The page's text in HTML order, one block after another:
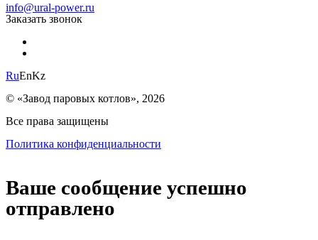
info@ural-power.ru
Заказать звонок
RuEnKz
© «Завод паровых котлов», 2026
Все права защищены
Политика конфиденциальности
Ваше сообщение успешно
отправлено